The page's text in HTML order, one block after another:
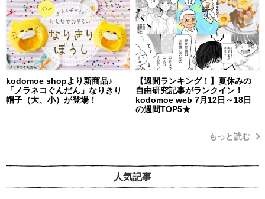
kodomoe shopより新商品♪
「ノラネコぐんだん」なりきり
帽子（大、小）が登場！
【週間ランキング！】夏休みの
自由研究記事がランクイン！
kodomoe web 7月12日～18日
の週間TOP5★
もっと読む
人気記事